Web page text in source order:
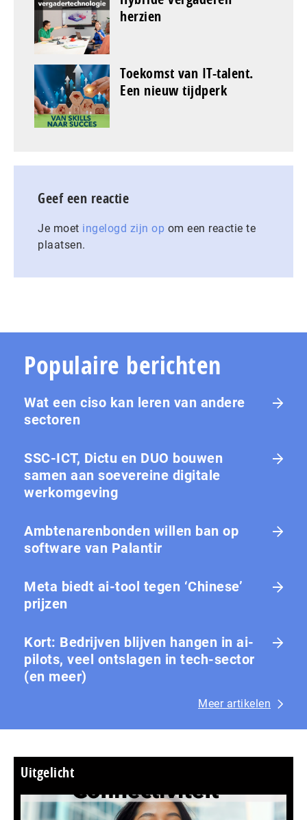
herzien
Toekomst van IT-talent.
Een nieuw tijdperk
Geef een reactie
Je moet ingelogd zijn op om een reactie te
plaatsen.
Populaire berichten
Wat een ciso kan leren van andere
sectoren
SSC-ICT, Dictu en DUO bouwen
samen aan soevereine digitale
werkomgeving
Ambtenarenbonden willen ban op
software van Palantir
Meta biedt ai-tool tegen ‘Chinese’
prijzen
Kort: Bedrijven blijven hangen in ai-
pilots, veel ontslagen in tech-sector
(en meer)
Meer artikelen
Uitgelicht